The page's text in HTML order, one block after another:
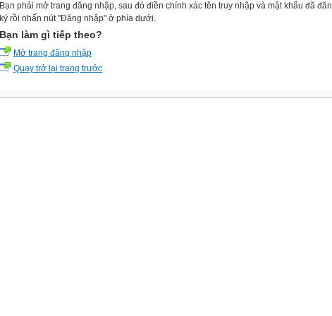
Bạn phải mở trang đăng nhập, sau đó điền chính xác tên truy nhập và mật khẩu đã
ký rồi nhấn nút "Đăng nhập" ở phía dưới.
Bạn làm gì tiếp theo?
Mở trang đăng nhập
Quay trở lại trang trước